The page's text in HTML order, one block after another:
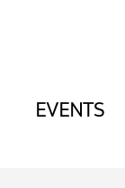
EVENTS